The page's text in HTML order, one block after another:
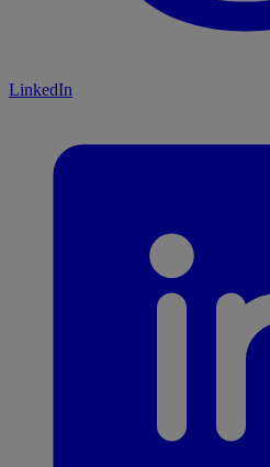
LinkedIn